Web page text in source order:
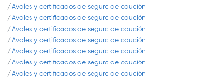
Avales y certificados de seguro de caución
Avales y certificados de seguro de caución
Avales y certificados de seguro de caución
Avales y certificados de seguro de caución
Avales y certificados de seguro de caución
Avales y certificados de seguro de caución
Avales y certificados de seguro de caución